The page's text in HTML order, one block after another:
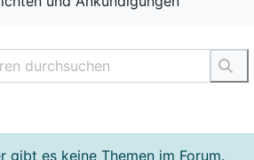
durchsuchen
gibt es keine Themen im Forum.